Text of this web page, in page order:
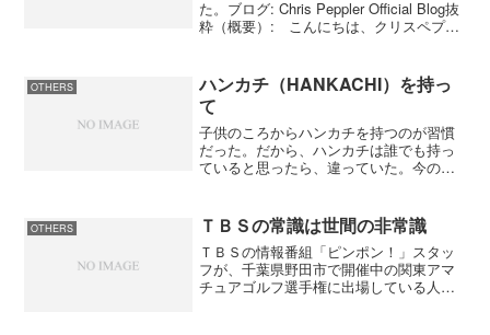
た。ブログ: Chris Peppler Official Blog抜
粋（概要）: こんにちは、クリスペプラ
た... 今朝、...
OTHERS
ハンカチ（HANKACHI）を持っ
て
子供のころからハンカチを持つのが習慣
だった。だから、ハンカチは誰でも持っ
ていると思ったら、違っていた。今の若
カチで拭くのが当たり前だったが、そう
ではないらしい。でも、新...
OTHERS ＴＢＳの常識は世間の非常識
ＴＢＳの情報番組「ピンポン！」スタッ
フが、千葉県野田市で開催中の関東アマ
チュアゴルフ選手権に出場している人気